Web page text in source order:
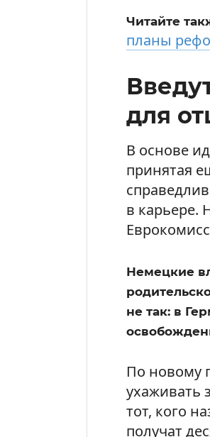
Читайте
планы
для
В основе
принятая
в карьере.
Немецкие
не так: в
По новому
ухаживать
тот, кого
получат